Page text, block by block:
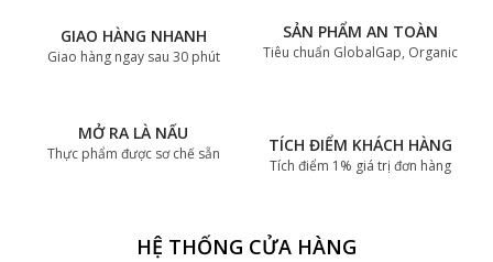
GIAO HÀNG NHANH
Giao hàng ngay sau 30 phút
SẢN PHẨM AN TOÀN
Tiêu chuẩn GlobalGap, Organic
MỞ RA LÀ NẤU
Thực phẩm được sơ chế sẵn TÍCH ĐIỂM KHÁCH HÀNG
Tích điểm 1% giá trị đơn hàng
HỆ THỐNG CỬA HÀNG